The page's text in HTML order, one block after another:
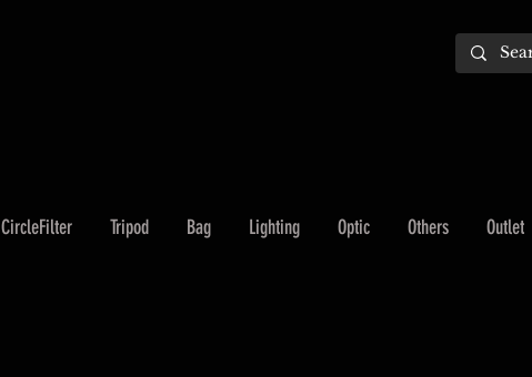
CircleFilter Tripod Bag Lighting Optic Others Outlet